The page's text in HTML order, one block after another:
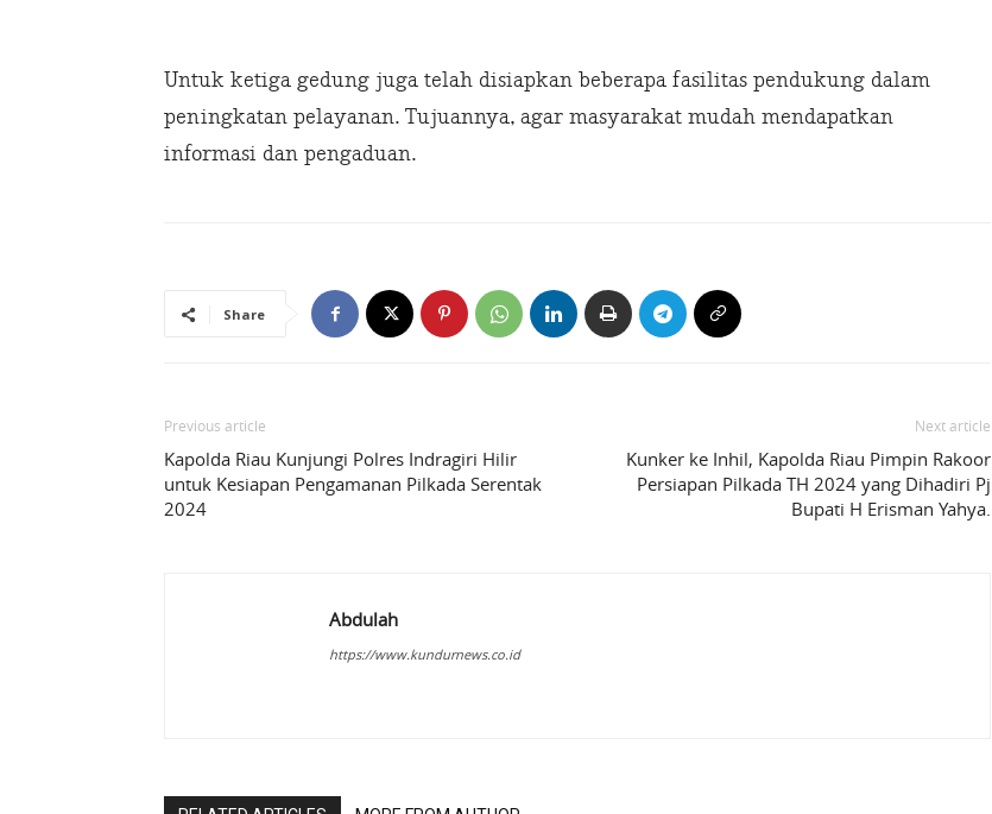
Untuk ketiga gedung juga telah disiapkan beberapa fasilitas pendukung dalam
peningkatan pelayanan. Tujuannya, agar masyarakat mudah mendapatkan
informasi dan pengaduan.
Share
Previous article
Kapolda Riau Kunjungi Polres Indragiri Hilir
untuk Kesiapan Pengamanan Pilkada Serentak
2024
Next article
Kunker ke Inhil, Kapolda Riau Pimpin Rakoor
Persiapan Pilkada TH 2024 yang Dihadiri Pj
Bupati H Erisman Yahya.
Abdulah
https://www.kundurnews.co.id